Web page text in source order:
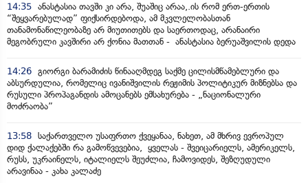
14:35 ანასტასია თავში კი არა, შუაშიც არაა,.ის რომ ერთ-ერთის
“შეყვარებულად” ფიქსირდებოდა, ამ მკვლელობასთან
თანამონაწილეობაზე არ მიუთითებს და საერთოდაც, არანაირი
მეგობრული კავშირი არ ქონია მათთან - ანასტასია ბერუაშვილის დედა
14:26 გიორგი ბარამიძის წინააღმდეგ საქმე ცილისმწამებლური და
აბსურდულია, რომელიც ივანიშვილის რეჟიმის პოლიტიკურ მიზნებსა და
რუსული პროპაგანდის ამოცანებს ემსახურება - „ნაციონალური
მოძრაობა”
13:58 საქართველო უსაფრთო ქვეყანაა, ნახეთ, ამ მხრივ ევროპულ
დიდ ქალაქებში რა გამოწვევებია, ყველას - შვეიცარიელს, ამერიკელს,
რუსს, უკრაინელს, იტალიელს შეუძლია, ჩამოვიდეს, შეზღუდული
არავინაა - კახა კალაძე